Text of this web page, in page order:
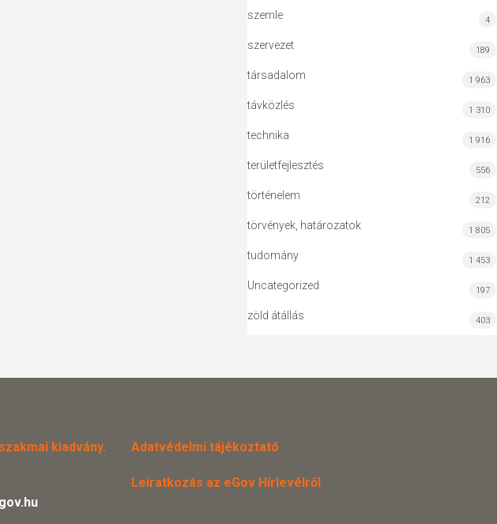
szemle 4
szervezet 189
társadalom 1 963
távközlés 1 310
technika 1 916
területfejlesztés 556
történelem 212
törvények, határozatok 1 805
tudomány 1 453
Uncategorized 197
zöld átállás 403
kiadvány.
Adatvédelmi tájékoztató
Leiratkozás az eGov Hírlevélről